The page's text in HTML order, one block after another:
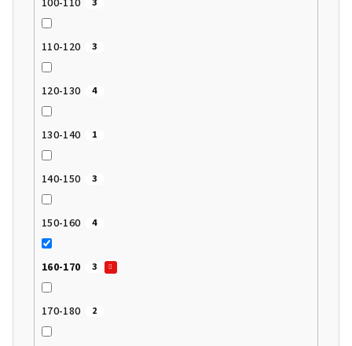
110-120 3
120-130 4
130-140 1
140-150 3
150-160 4
160-170 3
170-180 2